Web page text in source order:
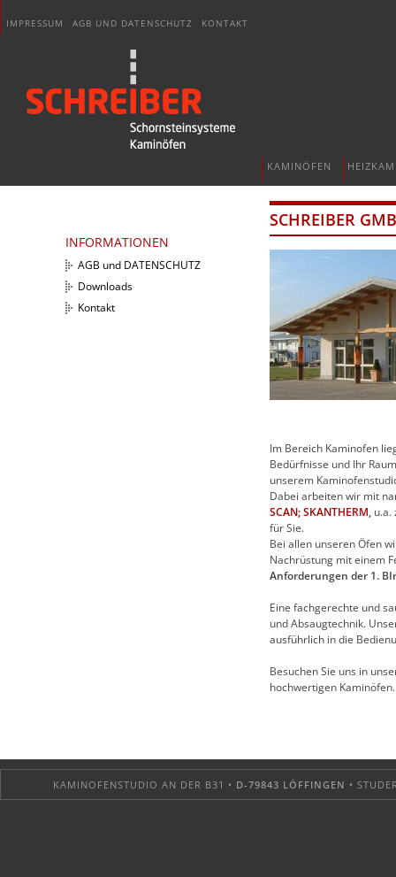
IMPRESSUM AGB UND DATENSCHUTZ KONTAKT
KAMINÖFEN
INFORMATIONEN
AGB und DATENSCHUTZ
Downloads
Kontakt
SCHREIBER
Im Bereich Kaminofen
Bedürfnisse und Ihr
unserem
Dabei arbeiten wir mit
SCAN;SKANTHERM,
für Sie.
Bei allen unseren Öfen
Nachrüstung mit einem
Anforderungen der 1.
Eine fachgerechte und
und Absaugtechnik.
ausführlich in die
Besuchen Sie uns in
hochwertigen
KAMINOFENSTUDIO AN DER B31 • D-79843 LÖFFINGEN •